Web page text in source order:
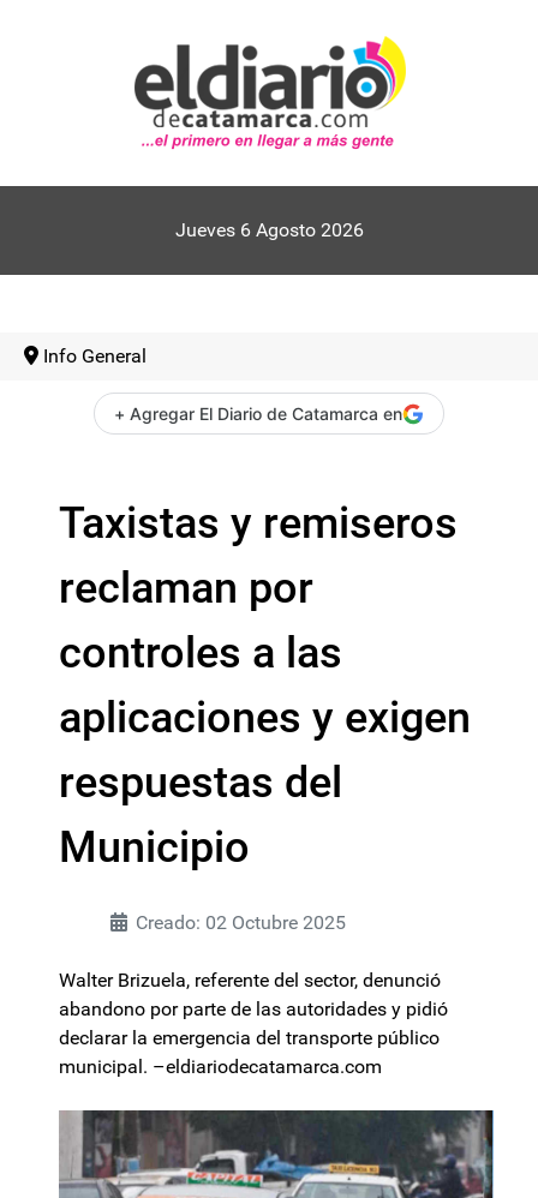
Jueves 6 Agosto 2026
Info General
+ Agregar El Diario de Catamarca en
Taxistas y remiseros
reclaman por
controles a las
aplicaciones y exigen
respuestas del
Municipio
Creado: 02 Octubre 2025
Walter Brizuela, referente del sector, denunció
abandono por parte de las autoridades y pidió
declarar la emergencia del transporte público
municipal. –eldiariodecatamarca.com